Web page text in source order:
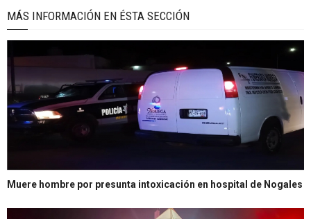
MÁS INFORMACIÓN EN ÉSTA SECCIÓN
Muere hombre por presunta intoxicación en hospital de Nogales